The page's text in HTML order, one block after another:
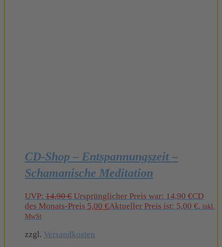
CD-Shop – Entspannungszeit –
Schamanische Meditation
UVP: 14,90€ Ursprünglicher Preis war: 14,90 €CD
des Monats-Preis 5,00 €Aktueller Preis ist: 5,00 €. inkl.
MwSt
zzgl. Versandkosten